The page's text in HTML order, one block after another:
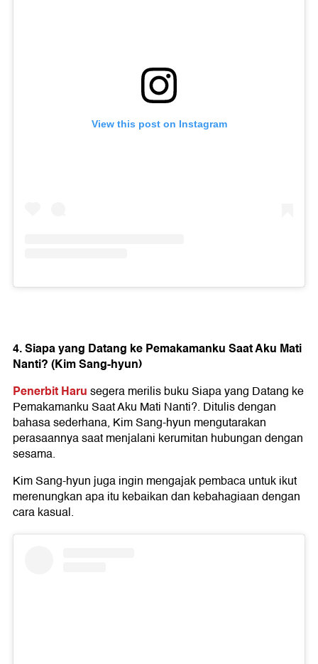
View this post on Instagram
4. Siapa yang Datang ke Pemakamanku Saat Aku Mati
Nanti? (Kim Sang-hyun)
Penerbit Harusegera merilis buku Siapa yang Datang ke
Pemakamanku Saat Aku Mati Nanti?. Ditulis dengan
bahasa sederhana, Kim Sang-hyun mengutarakan
perasaannya saat menjalani kerumitan hubungan dengan
sesama.
Kim Sang-hyun juga ingin mengajak pembaca untuk ikut
merenungkan apa itu kebaikan dan kebahagiaan dengan
cara kasual.